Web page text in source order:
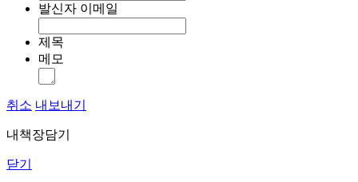
발신자 이메일
제목
메모
취소 내보내기
내책장담기
닫기